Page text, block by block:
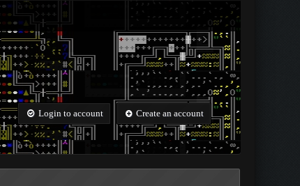
Login to account Create an account